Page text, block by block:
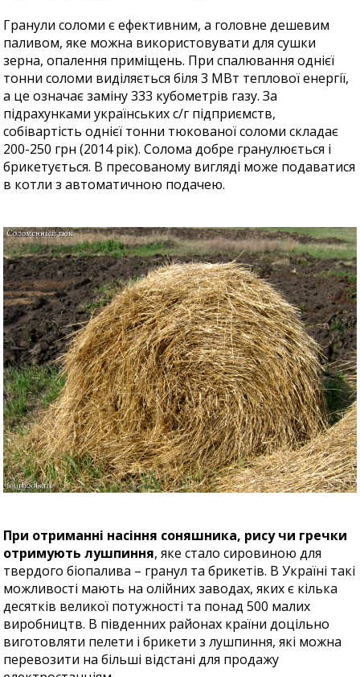
Гранули соломи є ефективним, а головне дешевим
паливом, яке можна використовувати для сушки
зерна, опалення приміщень. При спалювання однієї
тонни соломи виділяється біля 3 МВт теплової енергії,
а це означає заміну 333 кубометрів газу. За
підрахунками українських с/г підприємств,
собівартість однієї тонни тюкованої соломи складає
200-250 грн (2014 рік). Солома добре гранулюється і
брикетується. В пресованому вигляді може подаватися
в котли з автоматичною подачею.
При отриманні насіння соняшника, рису чи гречки
отримують лушпиння, яке стало сировиною для
твердого біопалива – гранул та брикетів. В Україні такі
можливості мають на олійних заводах, яких є кілька
десятків великої потужності та понад 500 малих
виробництв. В південних районах країни доцільно
виготовляти пелети і брикети з лушпиння, які можна
перевозити на більші відстані для продажу